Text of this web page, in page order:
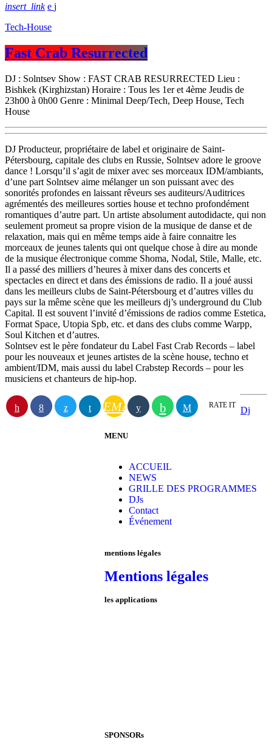
insert_link
Tech-House
Fast Crab Resurrected
DJ : Solntsev Show : FAST CRAB RESURRECTED Lieu :
Bishkek (Kirghizstan) Horaire : Tous les 1er et 4ème Jeudis de
23h00 à 0h00 Genre : Minimal Deep/Tech, Deep House, Tech
House
DJ Producteur, propriétaire de label et originaire de Saint-
Pétersbourg, capitale des clubs en Russie, Solntsev adore le groove
dance ! Lorsqu’il s’agit de mixer avec ses morceaux IDM/ambiants,
d’une part Solntsev aime mélanger un son puissant avec des
sonorités profondes en laissant rêveurs ses auditeurs/Auditrices
agrémentés des meilleures sorties house et techno profondément
romantiques d’autre part. Un artiste absolument autodidacte, qui non
seulement promeut sa propre vision de la musique de danse et de
relaxation, mais qui en même temps aide à faire connaitre les
morceaux de jeunes talents qui ont quelque chose à dire au monde
de la musique électronique comme Shoma, Nodal, Stile, Malle, etc.
Il a passé des milliers d’heures à mixer dans des concerts et
spectacles en direct et dans des émissions de radio. Il a joué aussi
dans les meilleurs clubs de Saint-Pétersbourg et d’autres villes du
pays sur la même scène que les meilleurs dj’s underground du Club
Capital. Il est souvent l’invité d’émissions de radios comme Estetica,
Format Space, Utopia Spb, etc. et dans des clubs comme Warpp,
Soul Kitchen et d’autres.
Solntsev est le père fondateur du Label Fast Crab Records – label
pour les nouveaux et jeunes artistes de la scène house, techno et
ambient/IDM, mais aussi du label Crabstep Records – pour les
musiciens et chanteurs de hip-hop.
EMAIL RATE IT Dj
MENU
ACCUEIL
NEWS
GRILLE DES PROGRAMMES
DJs
Contact
Événement
mentions légales
Mentions légales
les applications
SPONSORs